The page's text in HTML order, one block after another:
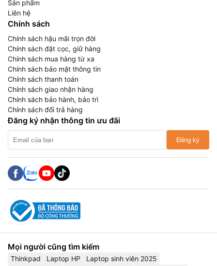
Sản phẩm
Liên hệ
Chính sách
Chính sách hậu mãi trọn đời
Chính sách đặt cọc, giữ hàng
Chính sách mua hàng từ xa
Chính sách bảo mật thông tin
Chính sách thanh toán
Chính sách giao nhận hàng
Chính sách bảo hành, bảo trì
Chính sách đổi trả hàng
Đăng ký nhận thông tin ưu đãi
Đăng ký
Mọi người cũng tìm kiếm
Thinkpad Laptop HP
Laptop sinh viên 2025